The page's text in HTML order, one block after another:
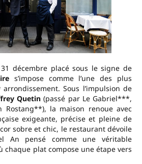
décembre placé sous le signe de
s’impose comme l’une des plus
Sous l’impulsion de
Quetin (passé par Le Gabriel***,
Rostang**), la maison renoue avec
exigeante, précise et pleine de
sobre et chic, le restaurant dévoile
An pensé comme une véritable
chaque plat compose une étape vers